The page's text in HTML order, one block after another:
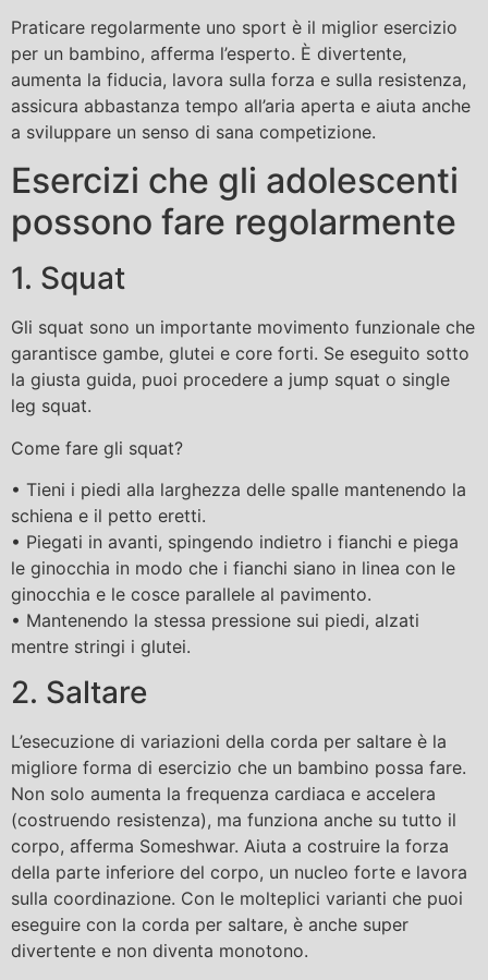
Praticare regolarmente uno sport è il miglior esercizio
per un bambino, afferma l’esperto. È divertente,
aumenta la fiducia, lavora sulla forza e sulla resistenza,
assicura abbastanza tempo all’aria aperta e aiuta anche
a sviluppare un senso di sana competizione.
Esercizi che gli adolescenti
possono fare regolarmente
1. Squat
Gli squat sono un importante movimento funzionale che
garantisce gambe, glutei e core forti. Se eseguito sotto
la giusta guida, puoi procedere a jump squat o single
leg squat.
Come fare gli squat?
• Tieni i piedi alla larghezza delle spalle mantenendo la
schiena e il petto eretti.
• Piegati in avanti, spingendo indietro i fianchi e piega
le ginocchia in modo che i fianchi siano in linea con le
ginocchia e le cosce parallele al pavimento.
• Mantenendo la stessa pressione sui piedi, alzati
mentre stringi i glutei.
2. Saltare
L’esecuzione di variazioni della corda per saltare è la
migliore forma di esercizio che un bambino possa fare.
Non solo aumenta la frequenza cardiaca e accelera
(costruendo resistenza), ma funziona anche su tutto il
corpo, afferma Someshwar. Aiuta a costruire la forza
della parte inferiore del corpo, un nucleo forte e lavora
sulla coordinazione. Con le molteplici varianti che puoi
eseguire con la corda per saltare, è anche super
divertente e non diventa monotono.